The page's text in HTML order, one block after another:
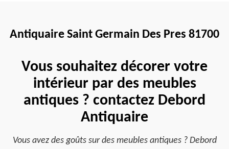
Antiquaire Saint Germain Des Pres 81700
Vous souhaitez décorer votre
intérieur par des meubles
antiques ? contactez Debord
Antiquaire
Vous avez des goûts sur des meubles antiques ? Debord